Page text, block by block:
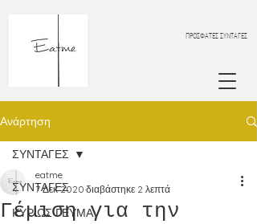
ΠΡΟΣΦΑΤΕΣ ΣΥΝΤΑΓΕΣ
Ανάρτηση
ΣΥΝΤΑΓΕΣ
ΚΥΡΙΩΣ ΓΕΥΜΑ
ΣΥΝΤΑΓΕΣ
Γέμιση για την
eatme
7 Δεκ 2020 διαβάστηκε 2 λεπτά